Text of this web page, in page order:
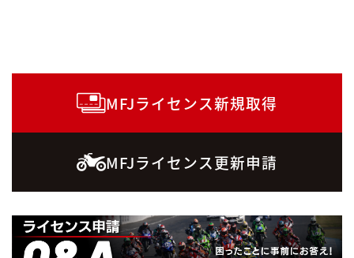
MFJライセンス新規取得
MFJライセンス更新申請